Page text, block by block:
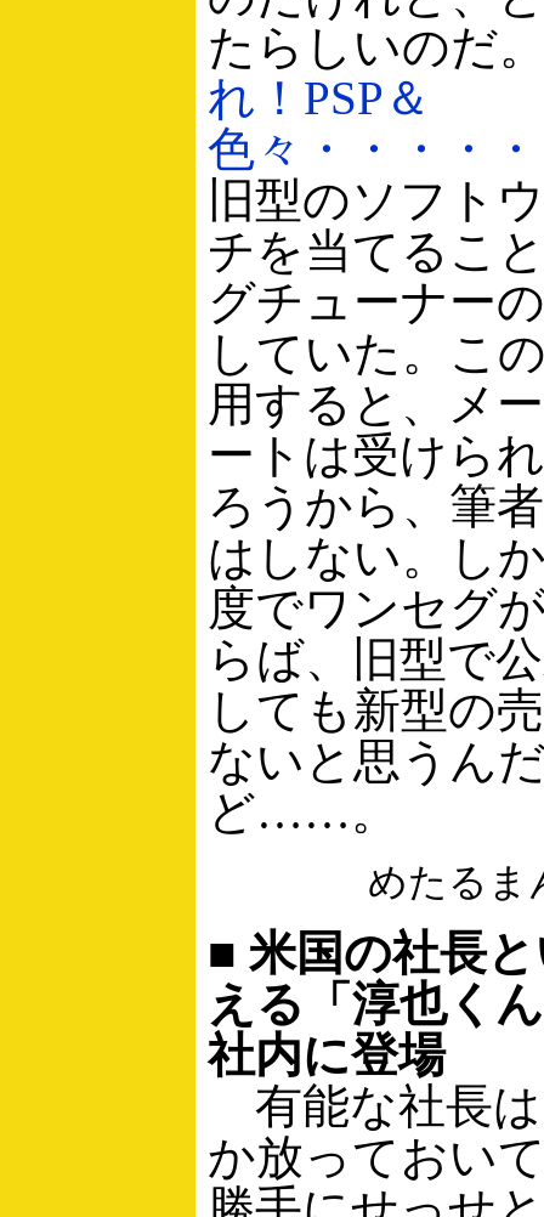
たらしいのだ
れ！PSP＆
色々・・・・
旧型のソフト
チを当てるこ
グチューナー
していた。こ
用すると、メ
ートは受けら
ろうから、筆
はしない。し
度でワンセグ
らば、旧型で
しても新型の
ないと思うん
ど……。
めたるま
■ 米国の社長
える「淳也く
社内に登場
有能な社長
か放っておい